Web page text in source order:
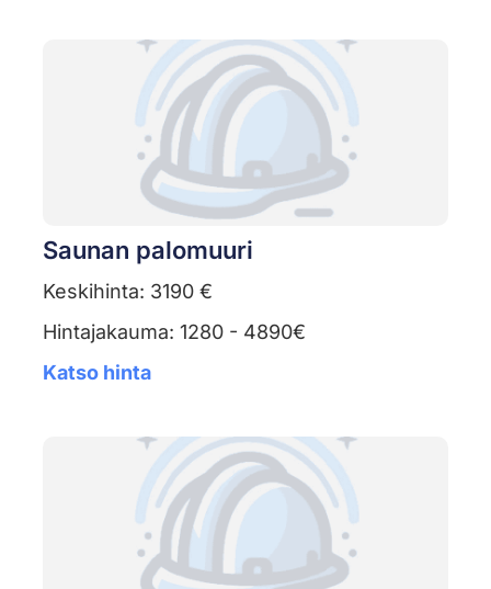
Saunan palomuuri
Keskihinta: 3190 €
Hintajakauma: 1280 - 4890€
Katso hinta